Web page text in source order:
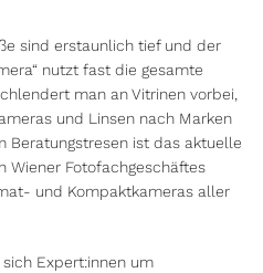
sind erstaunlich tief und der
nutzt fast die gesamte
man an Vitrinen vorbei,
und Linsen nach Marken
Beratungstresen ist das aktuelle
Wiener Fotofachgeschäftes
und Kompaktkameras aller
Expert:innen um